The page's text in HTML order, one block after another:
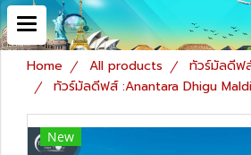
Home All products
ทัวร์มัลดีฟ
ทัวร์มัลดีฟส์ :Anantara Dhigu
New